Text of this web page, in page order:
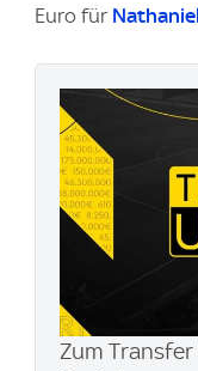
Euro für
Zum Transfer